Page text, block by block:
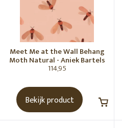
Meet Me at the Wall Behang
Moth Natural - Aniek Bartels
114,95
Bekijk product